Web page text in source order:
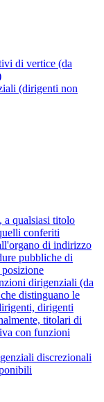
di vertice (da
(dirigenti non
qualsiasi titolo
conferiti
di indirizzo
pubbliche di
dirigenziali (da
distinguano le
dirigenti
titolari di
con funzioni
discrezionali